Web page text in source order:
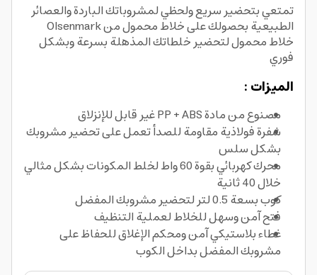
تمتعي بتحضير سريع ولحظي لمشروباتك الباردة والعصائر
الطبيعية بحصولك على خلاط محمول من Olsenmark
خلاط محمول لتحضير خلطاتك المذهلة بسرعة وبشكل
فوري
الميزات :
مصنوع من مادة PP + ABS غير قابل للإنزلاق
شفرة فولاذية مقاومة للصدأ تعمل على تحضير مشروبك
بشكل سلس
محرك كهربائي بقوة 60 واط لخلط المكونات بشكل مثالي
خلال 40 ثانية
كوب بسعة 0.5 لتر لتحضير مشروبك المفضل
فتح آمن وسهل للخلاط لعملية التنظيف
غطاء بلاستيكي آمن ومحكم الإغلاق للحفاظ على
مشروبك المفضل بداخل الكوب